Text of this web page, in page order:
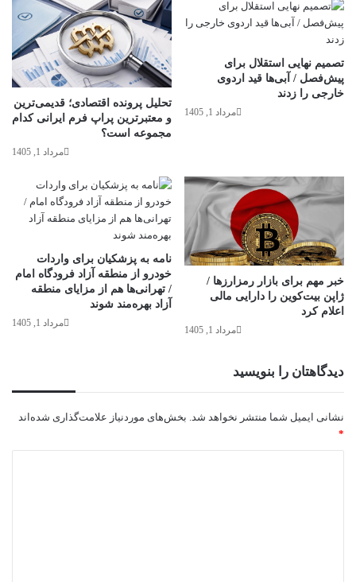
تحلیل پرونده اقتصادی؛ قدیمی‌ترین
و معتبرترین پراپ فرم ایرانی کدام
مجموعه است؟
مرداد 1, 1405
تصمیم نهایی استقلال برای
پیش‌فصل / آبی‌ها قید اردوی
خارجی را زدند
مرداد 1, 1405
نامه به پزشکیان برای واردات
خودرو از منطقه آزاد فرودگاه امام
/ تهرانی‌ها هم از مزایای منطقه
آزاد بهره‌مند شوند
مرداد 1, 1405
خبر مهم برای بازار رمزارزها /
ژاپن بیت‌کوین را دارایی مالی
اعلام کرد
مرداد 1, 1405
دیدگاهتان را بنویسید
نشانی ایمیل شما منتشر نخواهد شد. بخش‌های موردنیاز علامت‌گذاری شده‌اند
*